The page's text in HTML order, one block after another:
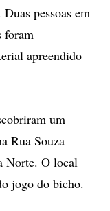
pessoas em
foram
apreendido
um
Rua Souza
Norte. O local
jogo do bicho.